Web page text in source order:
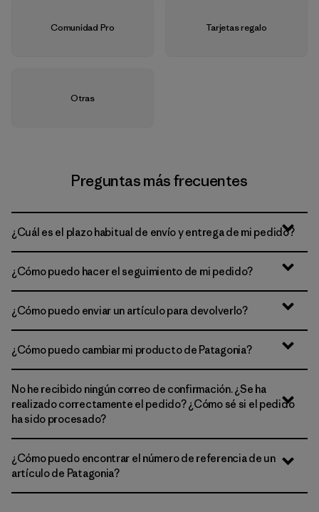
Comunidad Pro Tarjetas regalo
Otras
Preguntas más frecuentes
¿Cuál es el plazo habitual de envío y entrega de mi pedido?
¿Cómo puedo hacer el seguimiento de mi pedido?
¿Cómo puedo enviar un artículo para devolverlo?
¿Cómo puedo cambiar mi producto de Patagonia?
No he recibido ningún correo de confirmación. ¿Se ha
realizado correctamente el pedido? ¿Cómo sé si el pedido
ha sido procesado?
¿Cómo puedo encontrar el número de referencia de un
artículo de Patagonia?